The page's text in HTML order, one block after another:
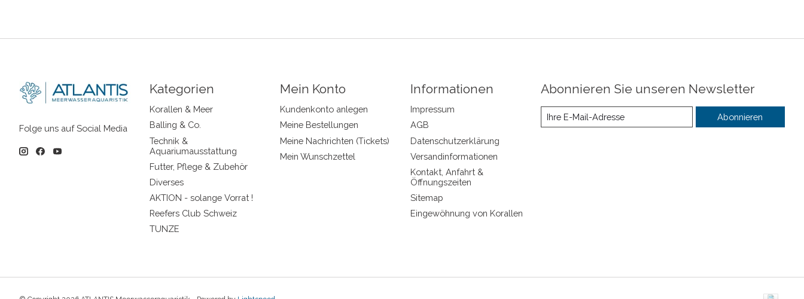
Folge uns auf Social Media
Kategorien
Korallen & Meer
Balling & Co.
Technik &
Aquariumausstattung
Futter, Pflege & Zubehör
Diverses
AKTION - solange Vorrat !
Reefers Club Schweiz
TUNZE
Mein Konto
Kundenkonto anlegen
Meine Bestellungen
Meine Nachrichten (Tickets)
Mein Wunschzettel
Informationen
Impressum
AGB
Datenschutzerklärung
Versandinformationen
Kontakt, Anfahrt &
Öffnungszeiten
Sitemap
Eingewöhnung von Korallen
Abonnieren Sie unseren Newsletter
Abonnieren